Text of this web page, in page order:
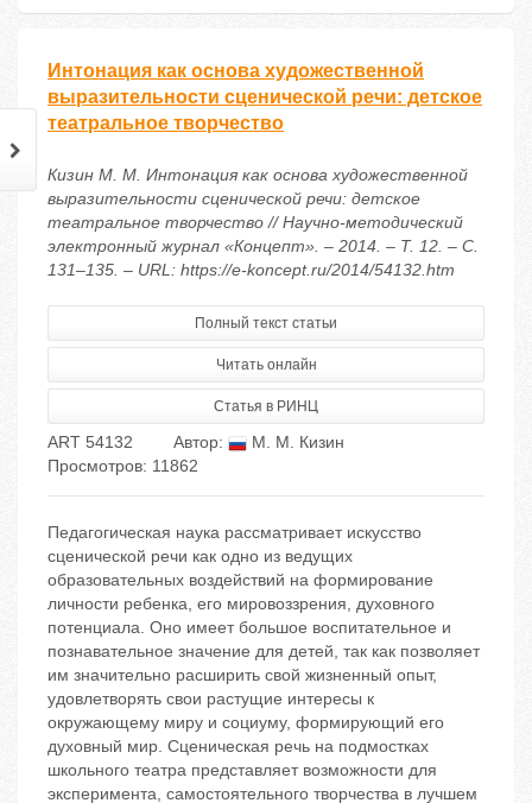
Интонация как основа художественной
выразительности сценической речи: детское
театральное творчество
Кизин М. М. Интонация как основа художественной
выразительности сценической речи: детское
театральное творчество // Научно-методический
электронный журнал «Концепт». – 2014. – Т. 12. – С.
131–135. – URL: https://e-koncept.ru/2014/54132.htm
Полный текст статьи
Читать онлайн
Статья в РИНЦ
ART 54132 Автор:
М. М. Кизин
Просмотров: 11862
Педагогическая наука рассматривает искусство
сценической речи как одно из ведущих
образовательных воздействий на формирование
личности ребенка, его мировоззрения, духовного
потенциала. Оно имеет большое воспитательное и
познавательное значение для детей, так как позволяет
им значительно расширить свой жизненный опыт,
удовлетворять свои растущие интересы к
окружающему миру и социуму, формирующий его
духовный мир. Сценическая речь на подмостках
школьного театра представляет возможности для
эксперимента, самостоятельного творчества в лучшем